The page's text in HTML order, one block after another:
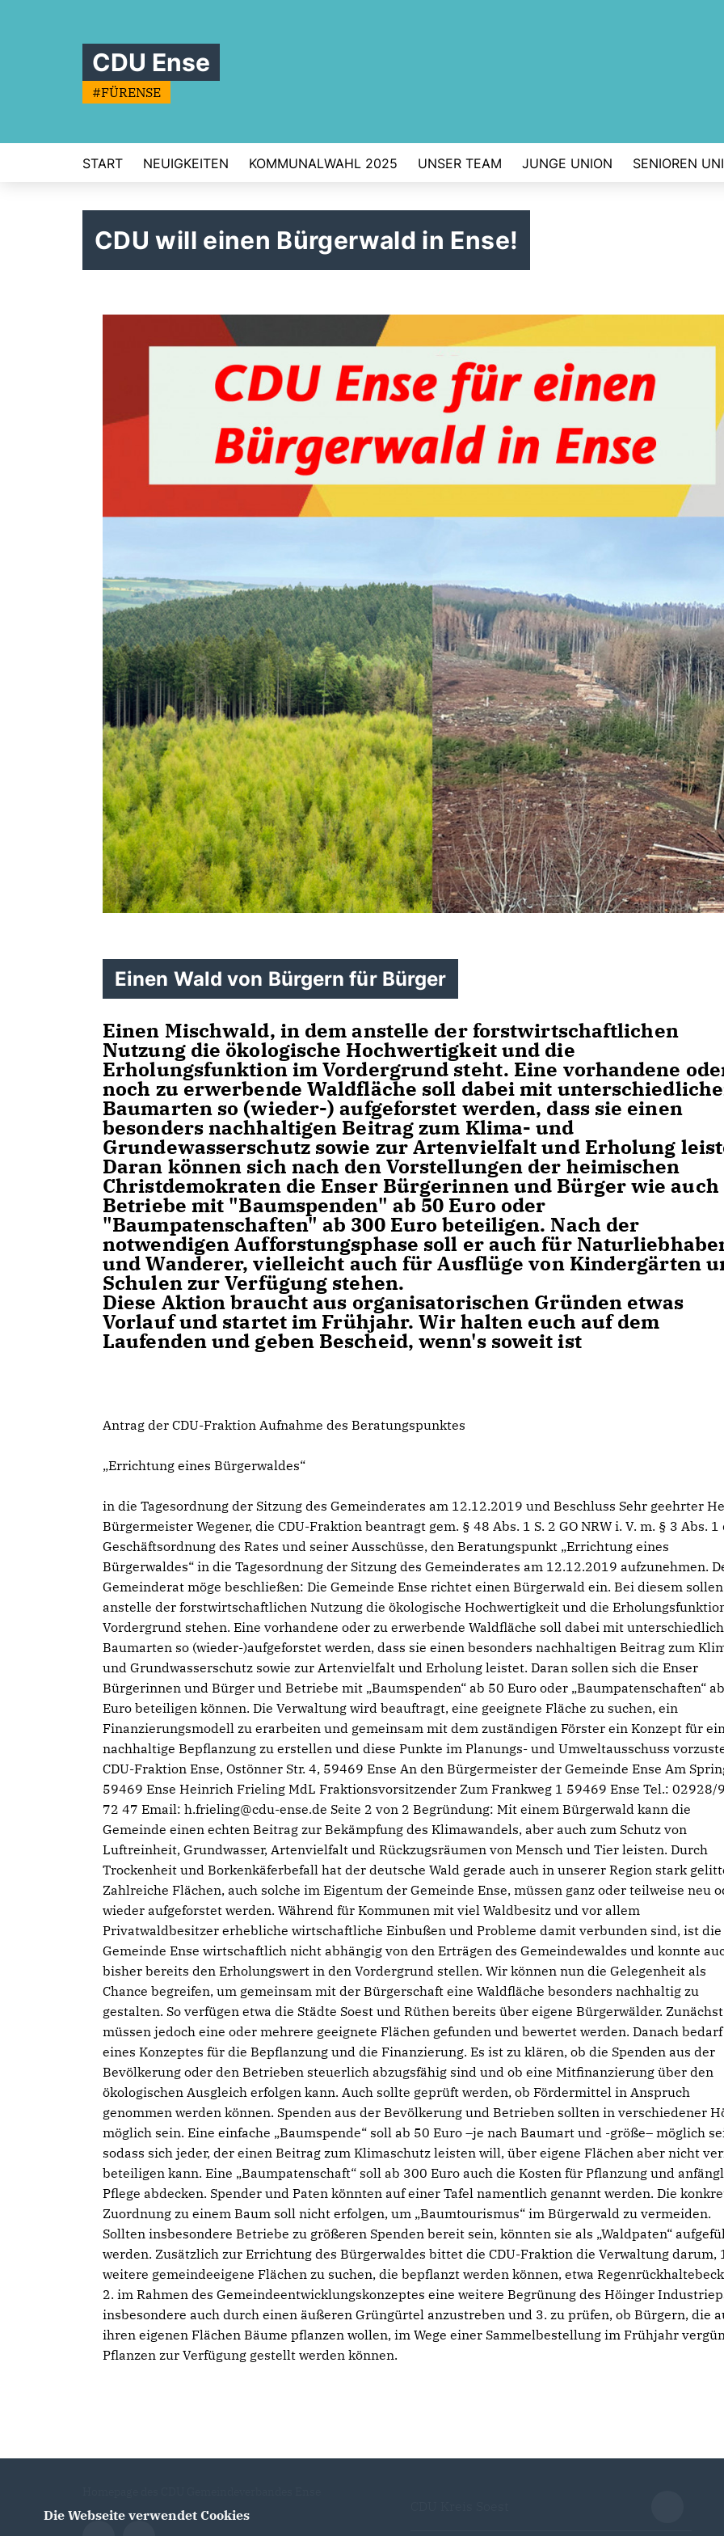
CDU Ense
#FÜRENSE
START NEUIGKEITEN KOMMUNALWAHL 2025 UNSER TEAM JUNGE UNION SENIOREN
CDU will einen Bürgerwald in Ense!
Einen Wald von Bürgern für Bürger
Einen Mischwald, in dem anstelle der forstwirtschaftlichen
Nutzung die ökologische Hochwertigkeit und die
Erholungsfunktion im Vordergrund steht. Eine vorhandene
noch zu erwerbende Waldfläche soll dabei mit
Baumarten so (wieder-) aufgeforstet werden, dass sie einen
besonders nachhaltigen Beitrag zum Klima- und
Grundewasserschutz sowie zur Artenvielfalt und Erholung
Daran können sich nach den Vorstellungen der heimischen
Christdemokraten die Enser Bürgerinnen und Bürger wie auch
Betriebe mit "Baumspenden" ab 50 Euro oder
"Baumpatenschaften" ab 300 Euro beteiligen. Nach der
notwendigen Aufforstungsphase soll er auch für
und Wanderer, vielleicht auch für Ausflüge von Kindergärten
Schulen zur Verfügung stehen.
Diese Aktion braucht aus organisatorischen Gründen etwas
Vorlauf und startet im Frühjahr. Wir halten euch auf dem
Laufenden und geben Bescheid, wenn's soweit ist
Antrag der CDU-Fraktion Aufnahme des Beratungspunktes
Errichtung eines Bürgerwaldes“
in die Tagesordnung der Sitzung des Gemeinderates am 12.12.2019 und Beschluss Sehr geehrter
Bürgermeister Wegener, die CDU-Fraktion beantragt gem. § 48 Abs. 1 S. 2 GO NRW i. V. m. § 3 Abs. 1
Geschäftsordnung des Rates und seiner Ausschüsse, den Beratungspunkt „Errichtung eines
Bürgerwaldes“ in die Tagesordnung der Sitzung des Gemeinderates am 12.12.2019 aufzunehmen.
Gemeinderat möge beschließen: Die Gemeinde Ense richtet einen Bürgerwald ein. Bei diesem sollen
anstelle der forstwirtschaftlichen Nutzung die ökologische Hochwertigkeit und die
Vordergrund stehen. Eine vorhandene oder zu erwerbende Waldfläche soll dabei mit
Baumarten so (wieder-)aufgeforstet werden, dass sie einen besonders nachhaltigen Beitrag zum
und Grundwasserschutz sowie zur Artenvielfalt und Erholung leistet. Daran sollen sich die Enser
Bürgerinnen und Bürger und Betriebe mit „Baumspenden“ ab 50 Euro oder „Baumpatenschaften“
Euro beteiligen können. Die Verwaltung wird beauftragt, eine geeignete Fläche zu suchen, ein
Finanzierungsmodell zu erarbeiten und gemeinsam mit dem zuständigen Förster ein Konzept für
nachhaltige Bepflanzung zu erstellen und diese Punkte im Planungs- und Umweltausschuss
CDU-Fraktion Ense, Ostönner Str. 4, 59469 Ense An den Bürgermeister der Gemeinde Ense Am
59469 Ense Heinrich Frieling MdL Fraktionsvorsitzender Zum Frankweg 1 59469 Ense Tel.: 02928/
72 47 Email: h.frieling@cdu-ense.de Seite 2 von 2 Begründung: Mit einem Bürgerwald kann die
Gemeinde einen echten Beitrag zur Bekämpfung des Klimawandels, aber auch zum Schutz von
Luftreinheit, Grundwasser, Artenvielfalt und Rückzugsräumen von Mensch und Tier leisten. Durch
Trockenheit und Borkenkäferbefall hat der deutsche Wald gerade auch in unserer Region stark
Zahlreiche Flächen, auch solche im Eigentum der Gemeinde Ense, müssen ganz oder teilweise neu
wieder aufgeforstet werden. Während für Kommunen mit viel Waldbesitz und vor allem
Privatwaldbesitzer erhebliche wirtschaftliche Einbußen und Probleme damit verbunden sind, ist die
Gemeinde Ense wirtschaftlich nicht abhängig von den Erträgen des Gemeindewaldes und konnte
bisher bereits den Erholungswert in den Vordergrund stellen. Wir können nun die Gelegenheit als
Chance begreifen, um gemeinsam mit der Bürgerschaft eine Waldfläche besonders nachhaltig zu
gestalten. So verfügen etwa die Städte Soest und Rüthen bereits über eigene Bürgerwälder. Zunächst
müssen jedoch eine oder mehrere geeignete Flächen gefunden und bewertet werden. Danach bedarf
eines Konzeptes für die Bepflanzung und die Finanzierung. Es ist zu klären, ob die Spenden aus der
Bevölkerung oder den Betrieben steuerlich abzugsfähig sind und ob eine Mitfinanzierung über den
ökologischen Ausgleich erfolgen kann. Auch sollte geprüft werden, ob Fördermittel in Anspruch
genommen werden können. Spenden aus der Bevölkerung und Betrieben sollten in verschiedener
möglich sein. Eine einfache „Baumspende“ soll ab 50 Euro –je nach Baumart und -größe– möglich
sodass sich jeder, der einen Beitrag zum Klimaschutz leisten will, über eigene Flächen aber nicht
beteiligen kann. Eine „Baumpatenschaft“ soll ab 300 Euro auch die Kosten für Pflanzung und
Pflege abdecken. Spender und Paten könnten auf einer Tafel namentlich genannt werden. Die
Zuordnung zu einem Baum soll nicht erfolgen, um „Baumtourismus“ im Bürgerwald zu vermeiden.
Sollten insbesondere Betriebe zu größeren Spenden bereit sein, könnten sie als „Waldpaten“
werden. Zusätzlich zur Errichtung des Bürgerwaldes bittet die CDU-Fraktion die Verwaltung darum,
weitere gemeindeeigene Flächen zu suchen, die bepflanzt werden können, etwa
2. im Rahmen des Gemeindeentwicklungskonzeptes eine weitere Begrünung des Höinger
insbesondere auch durch einen äußeren Grüngürtel anzustreben und 3. zu prüfen, ob Bürgern, die
ihren eigenen Flächen Bäume pflanzen wollen, im Wege einer Sammelbestellung im Frühjahr
Pflanzen zur Verfügung gestellt werden können.
Die Webseite verwendet Cookies